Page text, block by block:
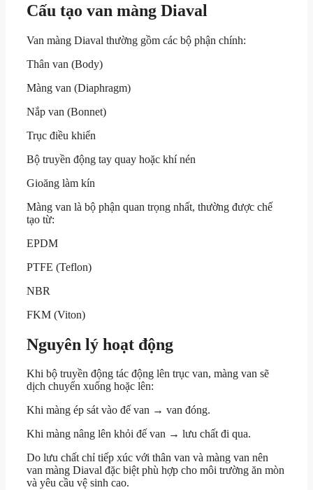
Cấu tạo van màng Diaval
Van màng Diaval thường gồm các bộ phận chính:
Thân van (Body)
Màng van (Diaphragm)
Nắp van (Bonnet)
Trục điều khiển
Bộ truyền động tay quay hoặc khí nén
Gioăng làm kín
Màng van là bộ phận quan trọng nhất, thường được chế
tạo từ:
EPDM
PTFE (Teflon)
NBR
FKM (Viton)
Nguyên lý hoạt động
Khi bộ truyền động tác động lên trục van, màng van sẽ
dịch chuyển xuống hoặc lên:
Khi màng ép sát vào đế van → van đóng.
Khi màng nâng lên khỏi đế van → lưu chất đi qua.
Do lưu chất chỉ tiếp xúc với thân van và màng van nên
van màng Diaval đặc biệt phù hợp cho môi trường ăn mòn
và yêu cầu vệ sinh cao.